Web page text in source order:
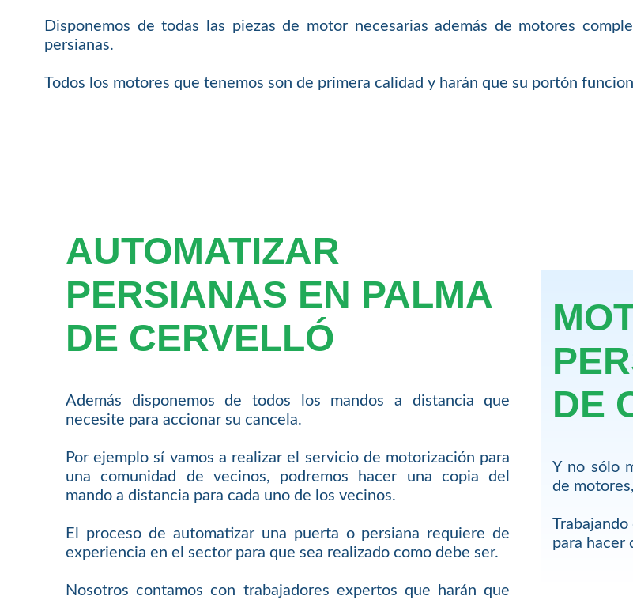
Disponemos de todas las piezas de motor necesarias además de motores
persianas.
Todos los motores que tenemos son de primera calidad y harán que su portón
AUTOMATIZAR
PERSIANAS EN PALMA
DE CERVELLÓ
Además disponemos de todos los mandos a distancia que
necesite para accionar su cancela.
Por ejemplo sí vamos a realizar el servicio de motorización para
una comunidad de vecinos, podremos hacer una copia del
mando a distancia para cada uno de los vecinos.
El proceso de automatizar una puerta o persiana requiere de
experiencia en el sector para que sea realizado como debe ser.
Nosotros contamos con trabajadores expertos que harán que
DE
Y no sólo
de
para hacer